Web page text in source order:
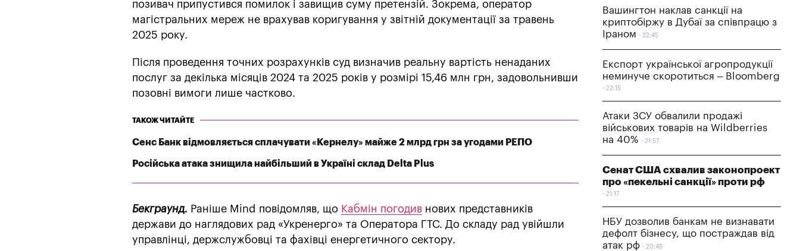
позивач припустився помилок і завищив суму претензій. Зокрема, оператор
магістральних мереж не врахував коригування у звітній документації за травень
2025 року.
Після проведення точних розрахунків суд визначив реальну вартість ненаданих
послуг за декілька місяців 2024 та 2025 років у розмірі 15,46 млн грн, задовольнивши
позовні вимоги лише частково.
ТАКОЖ ЧИТАЙТЕ
Сенс Банк відмовляється сплачувати «Кернелу» майже 2 млрд грн за угодами РЕПО
Російська атака знищила найбільший в Україні склад Delta Plus
Бекграунд. Раніше Mind повідомляв, що Кабмін погодив нових представників
держави до наглядових рад «Укренерго» та Оператора ГТС. До складу рад увійшли
управлінці, держслужбовці та фахівці енергетичного сектору.
Вашингтон наклав санкції на
криптобіржу в Дубаї за співпрацю з
Іраном
22:45
Експорт української агропродукції
неминуче скоротиться – Bloomberg
22:15
Атаки ЗСУ обвалили продажі
військових товарів на Wildberries
на 40%
21:57
Сенат США схвалив законопроект
про «пекельні санкції» проти рф
21:17
НБУ дозволив банкам не визнавати
дефолт бізнесу, що постраждав від
атак рф
20:49